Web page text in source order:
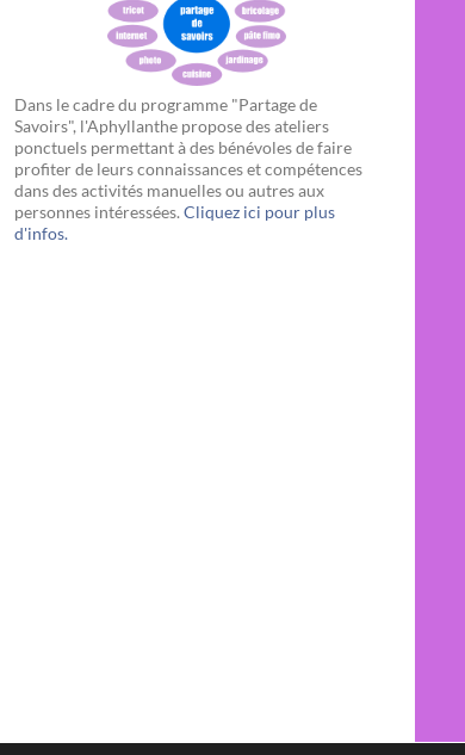
Dans le cadre du programme "Partage de
Savoirs", l'Aphyllanthe propose des ateliers
ponctuels permettant à des bénévoles de faire
profiter de leurs connaissances et compétences
dans des activités manuelles ou autres aux
personnes intéressées. Cliquez ici pour plus
d'infos.